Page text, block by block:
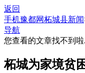
返回
手机豫都网柘城县新闻
导航
您查看的文章找不到啦
柘城为家境贫